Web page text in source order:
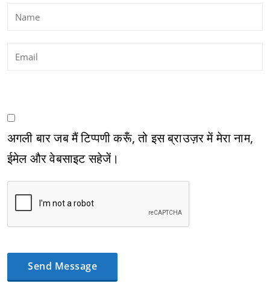
अगली बार जब मैं टिप्पणी करूँ, तो इस ब्राउज़र में मेरा नाम,
ईमेल और वेबसाइट सहेजें।